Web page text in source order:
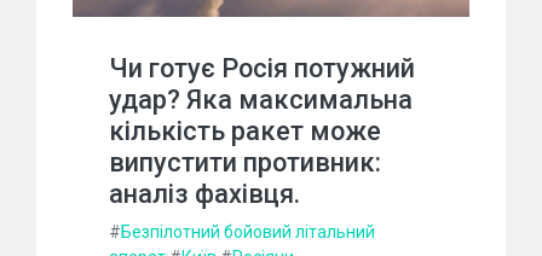
Чи готує Росія потужний
удар? Яка максимальна
кількість ракет може
випустити противник:
аналіз фахівця.
#Безпілотний бойовий літальний